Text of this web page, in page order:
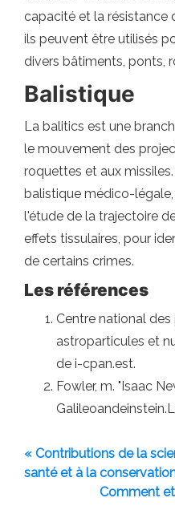
capacité et la résistance
ils peuvent être utilisés
divers bâtiments, ponts,
Balistique
La balitics est une
le mouvement des
roquettes et aux
balistique médico-
l'étude de la trajectoire
effets tissulaires, pour
de certains crimes.
Les références
Centre national des
astroparticules et
de i-cpan.est.
Fowler, m. "Isaac
« Contributions de la
santé et à la
Comment